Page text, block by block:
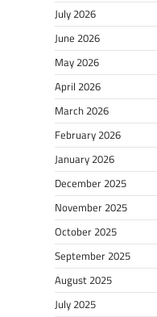
July 2026
June 2026
May 2026
April 2026
March 2026
February 2026
January 2026
December 2025
November 2025
October 2025
September 2025
August 2025
July 2025